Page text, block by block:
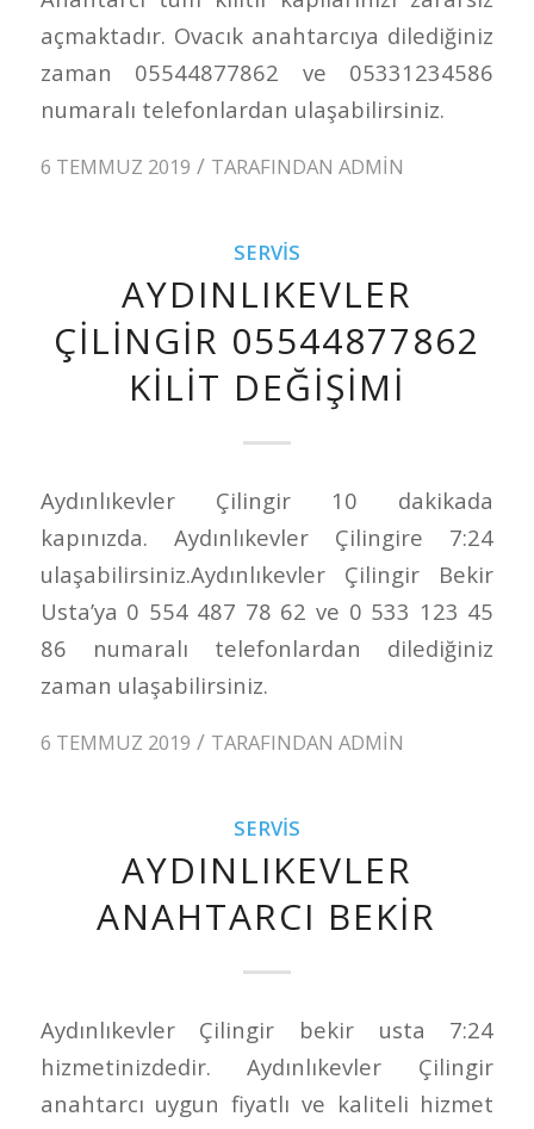
açmaktadır. Ovacık anahtarcıya dilediğiniz
zaman 05544877862 ve 05331234586
numaralı telefonlardan ulaşabilirsiniz.
6 TEMMUZ 2019 / TARAFINDAN ADMIN
SERVIS
AYDINLIKEVLER
ÇILINGIR 05544877862
KILIT DEĞIŞIMI
Aydınlıkevler Çilingir 10 dakikada
kapınızda. Aydınlıkevler Çilingire 7:24
ulaşabilirsiniz.Aydınlıkevler Çilingir Bekir
Usta’ya 0 554 487 78 62 ve 0 533 123 45
86 numaralı telefonlardan dilediğiniz
zaman ulaşabilirsiniz.
6 TEMMUZ 2019 / TARAFINDAN ADMIN
SERVIS
AYDINLIKEVLER
ANAHTARCI BEKIR
Aydınlıkevler Çilingir bekir usta 7:24
hizmetinizdedir. Aydınlıkevler Çilingir
anahtarcı uygun fiyatlı ve kaliteli hizmet